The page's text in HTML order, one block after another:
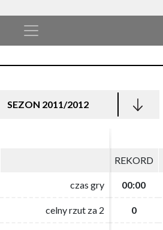
SEZON 2011/2012
REKORD
czas gry 00:00
celny rzut za 2 0
REKORD
czas gry 00:00
celny rzut za 2 0